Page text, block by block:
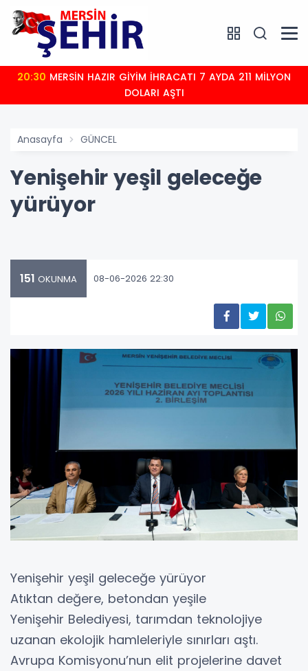
20:30
DOLARI AŞTI
Anasayfa GÜNCEL
Yenişehir yeşil geleceğe
yürüyor
151 OKUNMA 08-06-2026 22:30
Yenişehir yeşil geleceğe yürüyor
Atıktan değere, betondan yeşile
Yenişehir Belediyesi, tarımdan teknolojiye
uzanan ekolojik hamleleriyle sınırları aştı.
Avrupa Komisyonu’nun elit projelerine davet